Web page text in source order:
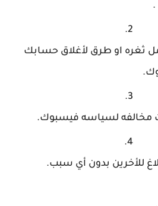
ثغره او طرق لأغلاق حسابك
مخالفه لسياسه فيسبوك.
للأخرين بدون أي سبب.